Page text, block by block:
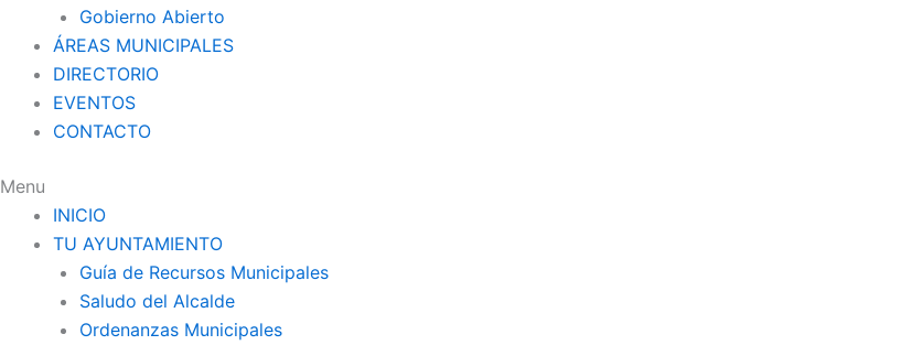
Gobierno Abierto
ÁREAS MUNICIPALES
DIRECTORIO
EVENTOS
CONTACTO
Menu
INICIO
TU AYUNTAMIENTO
Guía de Recursos Municipales
Saludo del Alcalde
Ordenanzas Municipales